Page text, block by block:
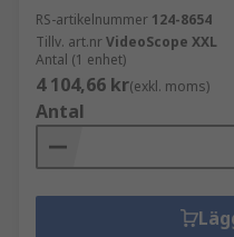
RS-artikelnummer 124-8654
Tillv. art.nrVideoScope XXL
Antal (1 enhet)
4 104,66 kr(exkl. moms)
Antal